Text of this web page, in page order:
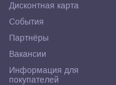
Дисконтная карта
События
Партнёры
Вакансии
Информация для
покупателей